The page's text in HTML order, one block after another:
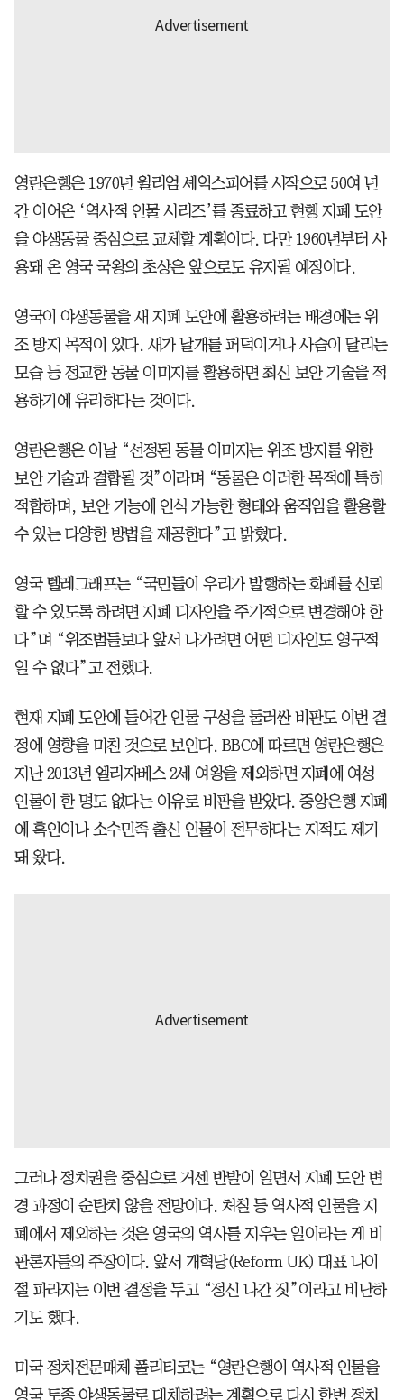
영란은행은 1970년 윌리엄 셰익스피어를 시작으로 50여 년
간 이어온 ‘역사적 인물 시리즈’를 종료하고 현행 지폐 도안
을 야생동물 중심으로 교체할 계획이다. 다만 1960년부터 사
용돼 온 영국 국왕의 초상은 앞으로도 유지될 예정이다.
영국이 야생동물을 새 지폐 도안에 활용하려는 배경에는 위
조 방지 목적이 있다. 새가 날개를 퍼덕이거나 사슴이 달리는
모습 등 정교한 동물 이미지를 활용하면 최신 보안 기술을 적
용하기에 유리하다는 것이다.
영란은행은 이날 “선정된 동물 이미지는 위조 방지를 위한
보안 기술과 결합될 것”이라며 “동물은 이러한 목적에 특히
적합하며, 보안 기능에 인식 가능한 형태와 움직임을 활용할
수 있는 다양한 방법을 제공한다”고 밝혔다.
영국 텔레그래프는 “국민들이 우리가 발행하는 화폐를 신뢰
할 수 있도록 하려면 지폐 디자인을 주기적으로 변경해야 한
다”며 “위조범들보다 앞서 나가려면 어떤 디자인도 영구적
일 수 없다”고 전했다.
현재 지폐 도안에 들어간 인물 구성을 둘러싼 비판도 이번 결
정에 영향을 미친 것으로 보인다. BBC에 따르면 영란은행은
지난 2013년 엘리자베스 2세 여왕을 제외하면 지폐에 여성
인물이 한 명도 없다는 이유로 비판을 받았다. 중앙은행 지폐
에 흑인이나 소수민족 출신 인물이 전무하다는 지적도 제기
돼 왔다.
그러나 정치권을 중심으로 거센 반발이 일면서 지폐 도안 변
경 과정이 순탄치 않을 전망이다. 처칠 등 역사적 인물을 지
폐에서 제외하는 것은 영국의 역사를 지우는 일이라는 게 비
판론자들의 주장이다. 앞서 개혁당(Reform UK) 대표 나이
절 파라지는 이번 결정을 두고 “정신 나간 짓”이라고 비난하
기도 했다.
미국 정치전문매체 폴리티코는 “영란은행이 역사적 인물을
영국 토종 야생동물로 대체하려는 계획으로 다시 한번 정치